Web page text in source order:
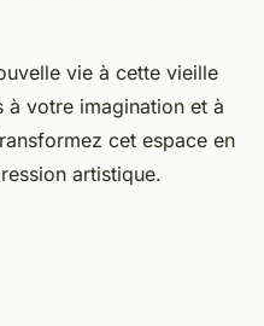
vie à cette vieille
à votre imagination et à
cet espace en
artistique.